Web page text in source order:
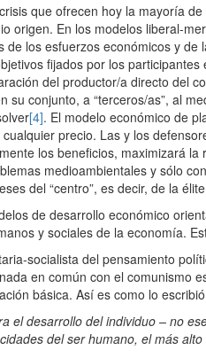
que ofrecen hoy la mayoría
origen. En los modelos liberal-
los esfuerzos económicos y
fijados por los participantes
del productor/a directo del
su conjunto, a “terceros/as”, al
[4]. El modelo económico de
precio. Las y los
los beneficios, maximizará
medioambientales y sólo
del “centro”, es decir, de la
de desarrollo económico
y sociales de la economía.
socialista del pensamiento
en común con el comunismo
básica. Así es como lo
el desarrollo del individuo – no
del ser humano, el más